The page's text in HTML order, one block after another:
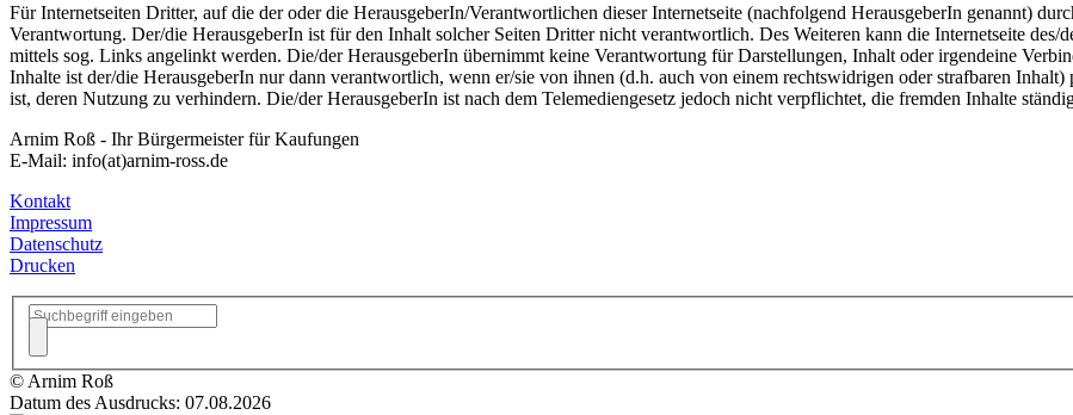
Für Internetseiten Dritter, auf die der oder die HerausgeberIn/Verantwortlichen dieser Internetseite (nachfolgend HerausgeberIn genannt)
Verantwortung. Der/die HerausgeberIn ist für den Inhalt solcher Seiten Dritter nicht verantwortlich. Des Weiteren kann die Internetseite des/
mittels sog. Links angelinkt werden. Die/der HerausgeberIn übernimmt keine Verantwortung für Darstellungen, Inhalt oder irgendeine
Inhalte ist der/die HerausgeberIn nur dann verantwortlich, wenn er/sie von ihnen (d.h. auch von einem rechtswidrigen oder strafbaren
ist, deren Nutzung zu verhindern. Die/der HerausgeberIn ist nach dem Telemediengesetz jedoch nicht verpflichtet, die fremden Inhalte
Arnim Roß - Ihr Bürgermeister für Kaufungen
E-Mail: info(at)arnim-ross.de
Kontakt
Impressum
Datenschutz
Drucken
© Arnim Roß
Datum des Ausdrucks: 07.08.2026